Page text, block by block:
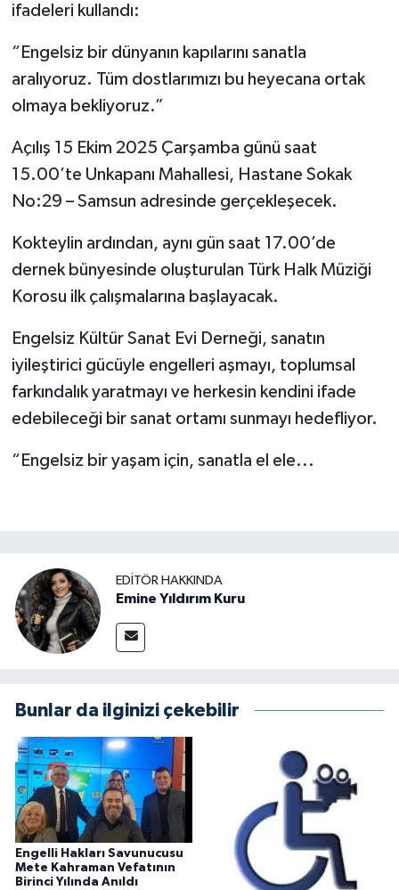
ifadeleri kullandı:
“Engelsiz bir dünyanın kapılarını sanatla
aralıyoruz. Tüm dostlarımızı bu heyecana ortak
olmaya bekliyoruz.”
Açılış 15 Ekim 2025 Çarşamba günü saat
15.00’te Unkapanı Mahallesi, Hastane Sokak
No:29 – Samsun adresinde gerçekleşecek.
Kokteylin ardından, aynı gün saat 17.00’de
dernek bünyesinde oluşturulan Türk Halk Müziği
Korosu ilk çalışmalarına başlayacak.
Engelsiz Kültür Sanat Evi Derneği, sanatın
iyileştirici gücüyle engelleri aşmayı, toplumsal
farkındalık yaratmayı ve herkesin kendini ifade
edebileceği bir sanat ortamı sunmayı hedefliyor.
“Engelsiz bir yaşam için, sanatla el ele...
EDITÖR HAKKINDA
Emine Yıldırım Kuru
Bunlar da ilginizi çekebilir
Engelli Hakları Savunucusu
Mete Kahraman Vefatının
Birinci Yılında Anıldı